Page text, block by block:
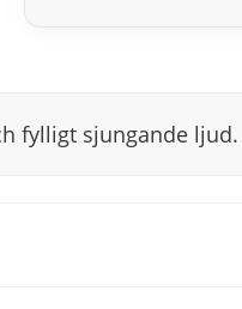
fylligt sjungande ljud.